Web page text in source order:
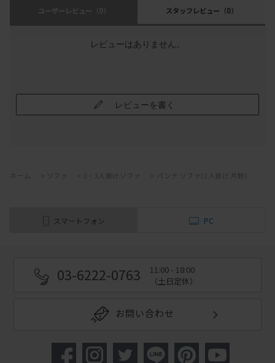
ユーザーレビュー （0） スタッフレビュー （0）
レビューはありません。
レビューを書く
ホーム ソファ 2・3人掛けソファ パンナ ソファ(2人掛け 片肘)
スマートフォン PC
03-6222-0763
11:00 - 18:00
（土日定休）
お問い合わせ